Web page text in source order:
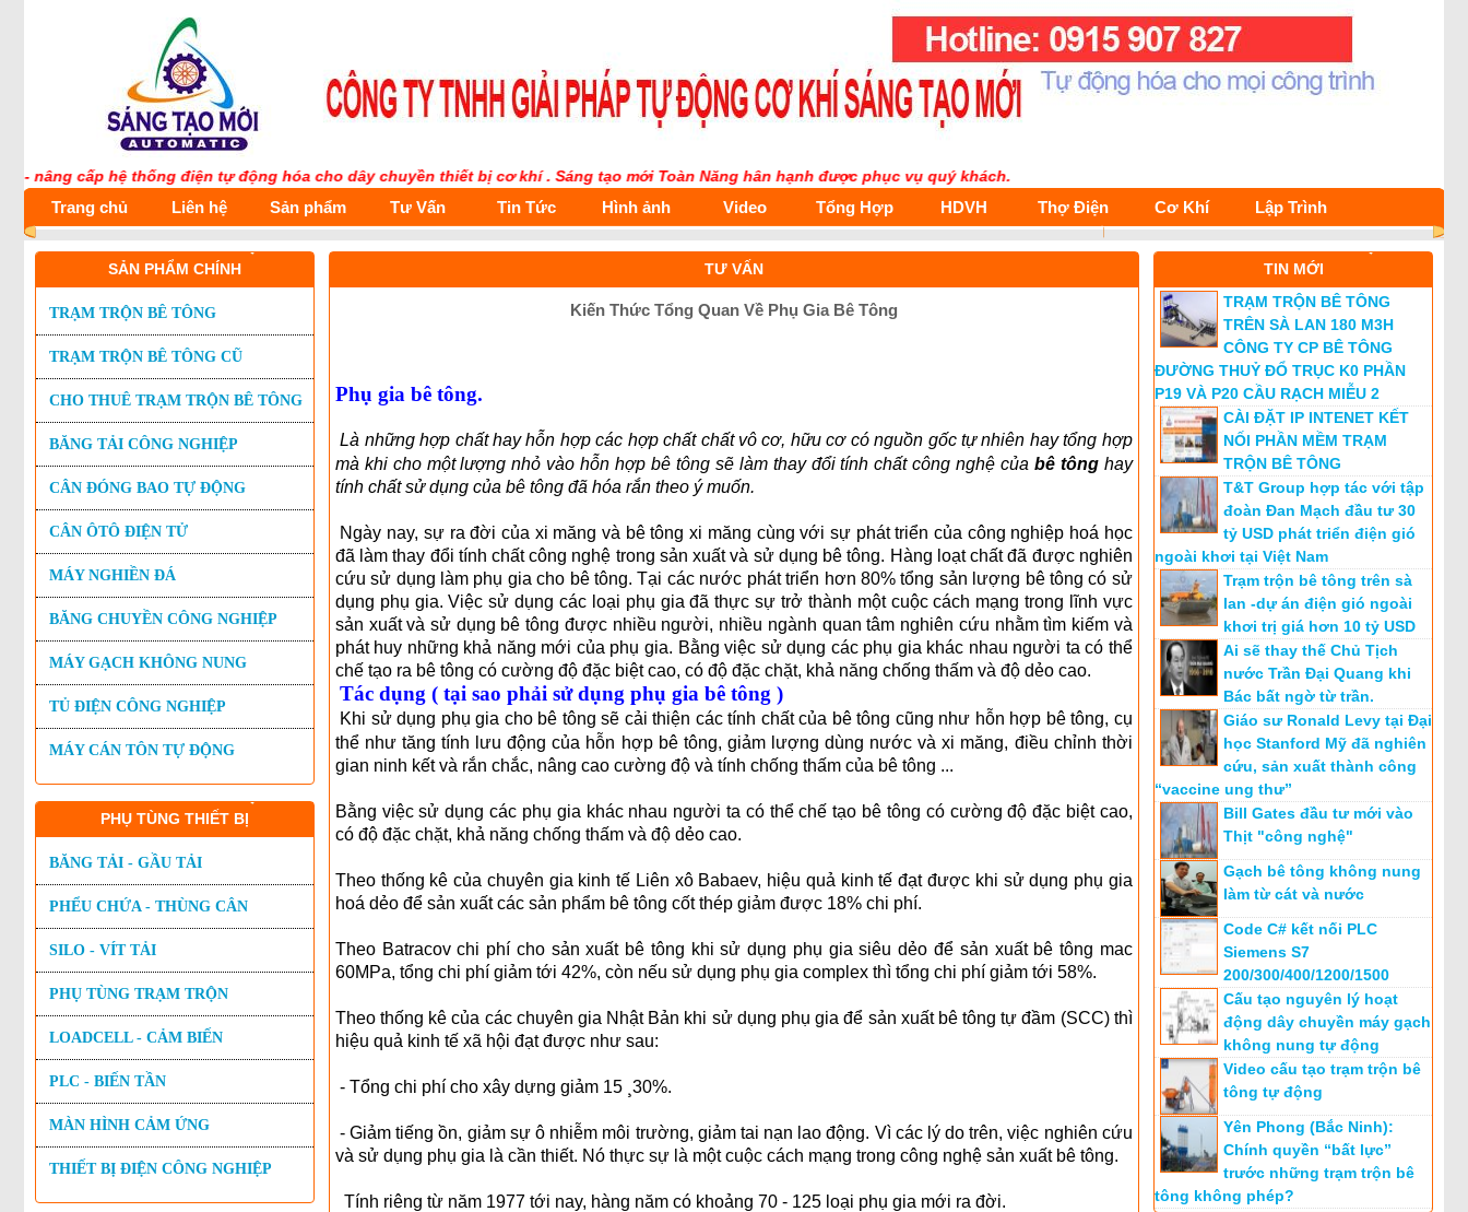
cấp hệ thống điện tự động hóa cho dây chuyền thiết bị cơ khí . Sáng tạo mới Toàn Năng hân hạnh được phục vụ quý khách.
Trang chủ Liên hệ Sản phẩm Tư Vấn Tin Tức Hình ảnh Video Tổng Hợp HDVH Thợ Điện Cơ Khí Lập Trình
SẢN PHẨM CHÍNH
TRẠM TRỘN BÊ TÔNG
TRẠM TRỘN BÊ TÔNG CŨ
CHO THUÊ TRẠM TRỘN BÊ TÔNG
BĂNG TẢI CÔNG NGHIỆP
CÂN ĐÓNG BAO TỰ ĐỘNG
CÂN ÔTÔ ĐIỆN TỬ
MÁY NGHIỀN ĐÁ
BĂNG CHUYỀN CÔNG NGHIỆP
MÁY GẠCH KHÔNG NUNG
TỦ ĐIỆN CÔNG NGHIỆP
MÁY CÁN TÔN TỰ ĐỘNG
PHỤ TÙNG THIẾT BỊ
BĂNG TẢI - GẦU TẢI
PHỂU CHỨA - THÙNG CÂN
SILO - VÍT TẢI
PHỤ TÙNG TRẠM TRỘN
LOADCELL - CẢM BIẾN
PLC - BIẾN TẦN
MÀN HÌNH CẢM ỨNG
THIẾT BỊ ĐIỆN CÔNG NGHIỆP
TƯ VẤN
Kiến Thức Tổng Quan Về Phụ Gia Bê Tông
Phụ gia bê tông.
Là những hợp chất hay hỗn hợp các hợp chất chất vô cơ, hữu cơ có nguồn gốc tự nhiên hay tổng hợp
mà khi cho một lượng nhỏ vào hỗn hợp bê tông sẽ làm thay đổi tính chất công nghệ của bê tônghay
tính chất sử dụng của bê tông đã hóa rắn theo ý muốn.
Ngày nay, sự ra đời của xi măng và bê tông xi măng cùng với sự phát triển của công nghiệp hoá học
đã làm thay đổi tính chất công nghệ trong sản xuất và sử dụng bê tông. Hàng loạt chất đã được nghiên
cứu sử dụng làm phụ gia cho bê tông. Tại các nước phát triển hơn 80% tổng sản lượng bê tông có sử
dụng phụ gia. Việc sử dụng các loại phụ gia đã thực sự trở thành một cuộc cách mạng trong lĩnh vực
sản xuất và sử dụng bê tông được nhiều người, nhiều ngành quan tâm nghiên cứu nhằm tìm kiếm và
phát huy những khả năng mới của phụ gia. Bằng việc sử dụng các phụ gia khác nhau người ta có thể
chế tạo ra bê tông có cường độ đặc biệt cao, có độ đặc chặt, khả năng chống thấm và độ dẻo cao.
Tác dụng ( tại sao phải sử dụng phụ gia bê tông )
Khi sử dụng phụ gia cho bê tông sẽ cải thiện các tính chất của bê tông cũng như hỗn hợp bê tông, cụ
thể như tăng tính lưu động của hỗn hợp bê tông, giảm lượng dùng nước và xi măng, điều chỉnh thời
gian ninh kết và rắn chắc, nâng cao cường độ và tính chống thấm của bê tông ...
Bằng việc sử dụng các phụ gia khác nhau người ta có thể chế tạo bê tông có cường độ đặc biệt cao,
có độ đặc chặt, khả năng chống thấm và độ dẻo cao.
Theo thống kê của chuyên gia kinh tế Liên xô Babaev, hiệu quả kinh tế đạt được khi sử dụng phụ gia
hoá dẻo để sản xuất các sản phẩm bê tông cốt thép giảm được 18% chi phí.
Theo Batracov chi phí cho sản xuất bê tông khi sử dụng phụ gia siêu dẻo để sản xuất bê tông mac
60MPa, tổng chi phí giảm tới 42%, còn nếu sử dụng phụ gia complex thì tổng chi phí giảm tới 58%.
Theo thống kê của các chuyên gia Nhật Bản khi sử dụng phụ gia để sản xuất bê tông tự đầm (SCC) thì
hiệu quả kinh tế xã hội đạt được như sau:
- Tổng chi phí cho xây dựng giảm 15 ¸30%.
- Giảm tiếng ồn, giảm sự ô nhiễm môi trường, giảm tai nạn lao động. Vì các lý do trên, việc nghiên cứu
và sử dụng phụ gia là cần thiết. Nó thực sự là một cuộc cách mạng trong công nghệ sản xuất bê tông.
Tính riêng từ năm 1977 tới nay, hàng năm có khoảng 70 - 125 loại phụ gia mới ra đời.
TIN MỚI
TRẠM TRỘN BÊ TÔNG
TRÊN SÀ LAN 180 M3H
CÔNG TY CP BÊ TÔNG
ĐƯỜNG THUỶ ĐỔ TRỤC K0 PHẦN
P19 VÀ P20 CẦU RẠCH MIỄU 2
CÀI ĐẶT IP INTENET KẾT
NỐI PHẦN MỀM TRẠM
TRỘN BÊ TÔNG
T&T Group hợp tác với tập
đoàn Đan Mạch đầu tư 30
tỷ USD phát triển điện gió
ngoài khơi tại Việt Nam
Trạm trộn bê tông trên sà
lan -dự án điện gió ngoài
khơi trị giá hơn 10 tỷ USD
Ai sẽ thay thế Chủ Tịch
nước Trần Đại Quang khi
Bác bất ngờ từ trần.
Giáo sư Ronald Levy tại Đại
học Stanford Mỹ đã nghiên
cứu, sản xuất thành công
“vaccine ung thư”
Bill Gates đầu tư mới vào
Thịt "công nghệ"
Gạch bê tông không nung
làm từ cát và nước
Code C# kết nối PLC
Siemens S7
200/300/400/1200/1500
Cấu tạo nguyên lý hoạt
động dây chuyền máy gạch
không nung tự động
Video cấu tạo trạm trộn bê
tông tự động
Yên Phong (Bắc Ninh):
Chính quyền “bất lực”
trước những trạm trộn bê
tông không phép?